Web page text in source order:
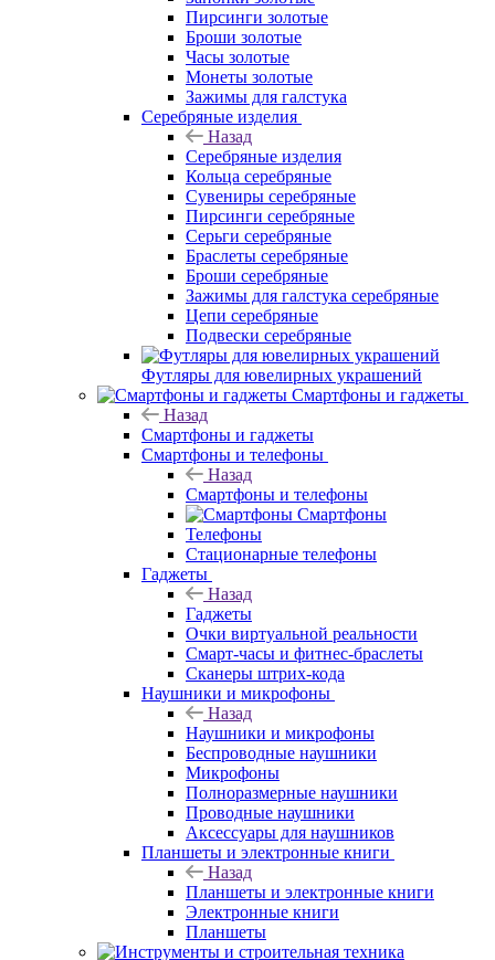
Пирсинги золотые
Броши золотые
Часы золотые
Монеты золотые
Зажимы для галстука
Серебряные изделия
Назад
Серебряные изделия
Кольца серебряные
Сувениры серебряные
Пирсинги серебряные
Серьги серебряные
Браслеты серебряные
Броши серебряные
Зажимы для галстука серебряные
Цепи серебряные
Подвески серебряные
Футляры для ювелирных украшений
Смартфоны и гаджеты
Назад
Смартфоны и гаджеты
Смартфоны и телефоны
Назад
Смартфоны и телефоны
Смартфоны
Телефоны
Стационарные телефоны
Гаджеты
Назад
Гаджеты
Очки виртуальной реальности
Смарт-часы и фитнес-браслеты
Сканеры штрих-кода
Наушники и микрофоны
Назад
Наушники и микрофоны
Беспроводные наушники
Микрофоны
Полноразмерные наушники
Проводные наушники
Аксессуары для наушников
Планшеты и электронные книги
Назад
Планшеты и электронные книги
Электронные книги
Планшеты